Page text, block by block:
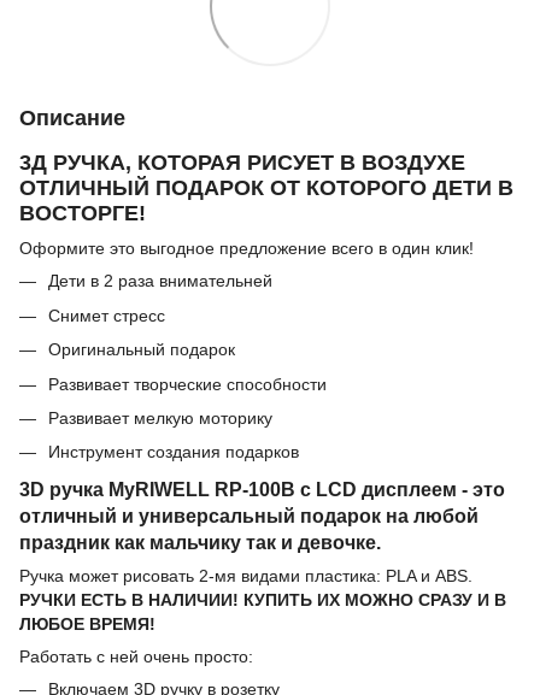
Описание
3Д РУЧКА, КОТОРАЯ РИСУЕТ В ВОЗДУХЕ
ОТЛИЧНЫЙ ПОДАРОК ОТ КОТОРОГО ДЕТИ В
ВОСТОРГЕ!
Оформите это выгодное предложение всего в один клик!
Дети в 2 раза внимательней
Снимет стресс
Оригинальный подарок
Развивает творческие способности
Развивает мелкую моторику
Инструмент создания подарков
3D ручка MyRIWELL RP-100B с LCD дисплеем - это
отличный и универсальный подарок на любой
праздник как мальчику так и девочке.
Ручка может рисовать 2-мя видами пластика: PLA и ABS.
РУЧКИ ЕСТЬ В НАЛИЧИИ! КУПИТЬ ИХ МОЖНО СРАЗУ И В
ЛЮБОЕ ВРЕМЯ!
Работать с ней очень просто:
Включаем 3D ручку в розетку